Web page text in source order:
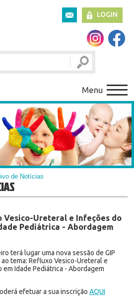
LOGIN
Menu
de Notícias
Vesico-Ureteral e Infeções do
Pediátrica - Abordagem
terá lugar uma nova sessão de GIP
tema: Refluxo Vesico-Ureteral e
Idade Pediátrica - Abordagem
efetuar a sua inscrição AQUI